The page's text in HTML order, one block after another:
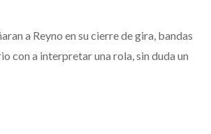
a Reyno en su cierre de gira, bandas
con a interpretar una rola, sin duda un